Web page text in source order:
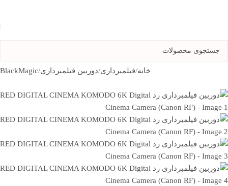
خانه/فیلمبرداری/دوربین فیلمبرداری/
BlackMagic